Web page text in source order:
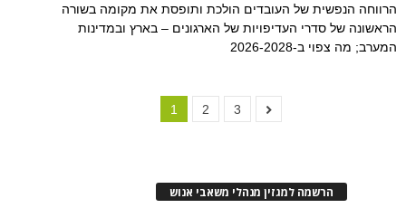
הרווחה הנפשית של העובדים הולכת ותופסת את מקומה בשורה
הראשונה של סדרי העדיפויות של הארגונים – בארץ ובמדינות
המערב; מה צפוי ב-2026-2028
1 2 3
הרשמה למגזין מנהלי משאבי אנוש